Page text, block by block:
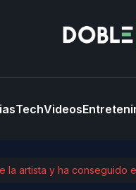
TechVideos
la artista y ha conseguido